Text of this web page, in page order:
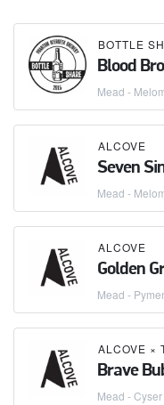
BOTTLE
Blood
Mead -
ALCOVE
Seven
Mead -
ALCOVE
Golden
Mead -
ALCOVE ×
Brave
Mead - Cyser